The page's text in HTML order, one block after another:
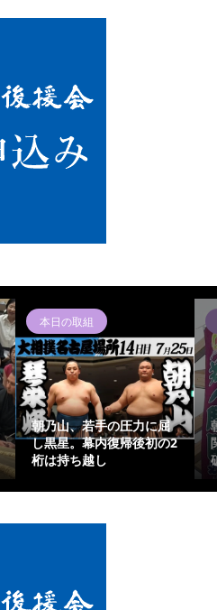
本日の取組
朝乃山、若手の圧力に屈
し黒星。幕内復帰後初の2
桁は持ち越し